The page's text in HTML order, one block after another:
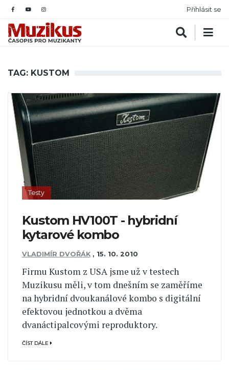
Přihlásit se
TAG: KUSTOM
Testy
Kustom HV100T - hybridní
kytarové kombo
VLADIMÍR DVOŘÁK , 15. 10. 2010
Firmu Kustom z USA jsme už v testech
Muzikusu měli, v tom dnešním se zaměříme
na hybridní dvoukanálové kombo s digitální
efektovou jednotkou a dvěma
dvanáctipalcovými reproduktory.
ČÍST DÁLE